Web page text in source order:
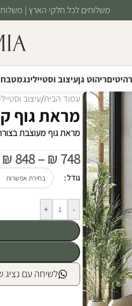
משלוחים לכל חלקי הארץ | משלוח
רהיטיםריהוט גןעיצוב וסטיילינגמטבח
עמוד הבית/עיצוב
מראת גוף
מראת גוף מעוצבת
₪ 748
–
₪ 848
גודל
-
+
Alternative:
לשיחה עם נציג